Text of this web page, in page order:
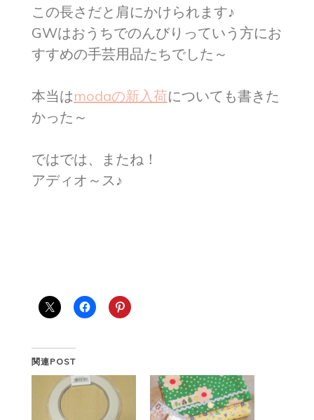
この長さだと肩にかけられます♪
GWはおうちでのんびりっていう方にお
すすめの手芸用品たちでした～
本当はmodaの新入荷についても書きた
かった～
ではでは、またね！
アディオ～ス♪
関連POST